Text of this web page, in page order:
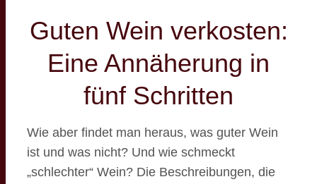
Guten Wein verkosten:
Eine Annäherung in
fünf Schritten
Wie aber findet man heraus, was guter Wein
ist und was nicht? Und wie schmeckt
„schlechter“ Wein? Die Beschreibungen, die